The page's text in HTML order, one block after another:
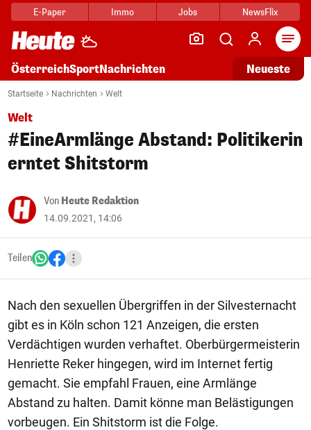
E-Paper Immo Jobs NewsFlix
ÖsterreichSportNachrichten Neueste
Startseite Nachrichten Welt
Welt
#EineArmlänge Abstand: Politikerin
erntet Shitstorm
Von Heute Redaktion
14.09.2021, 14:06
Teilen
Nach den sexuellen Übergriffen in der Silvesternacht
gibt es in Köln schon 121 Anzeigen, die ersten
Verdächtigen wurden verhaftet. Oberbürgermeisterin
Henriette Reker hingegen, wird im Internet fertig
gemacht. Sie empfahl Frauen, eine Armlänge
Abstand zu halten. Damit könne man Belästigungen
vorbeugen. Ein Shitstorm ist die Folge.